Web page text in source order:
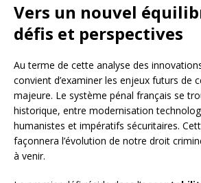
Vers un nouvel
défis et perspectives
Au terme de cette analyse des
convient d’examiner les enjeux futurs de
majeure. Le système pénal français se
historique, entre modernisation
humanistes et impératifs sécuritaires.
façonnera l’évolution de notre droit
à venir.